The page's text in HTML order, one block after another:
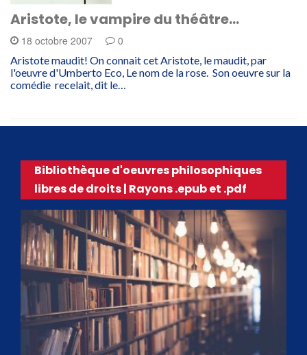
Aristote, le vampire du théâtre…
18 octobre 2007 0
Aristote maudit! On connait cet Aristote, le maudit, par
l'oeuvre d'Umberto Eco, Le nom de la rose. Son oeuvre sur la
comédie recelait, dit le…
Bibliothèque d'oeuvres philosophiques
libres de droits | Rayons .epub et .pdf